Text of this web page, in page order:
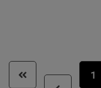
1